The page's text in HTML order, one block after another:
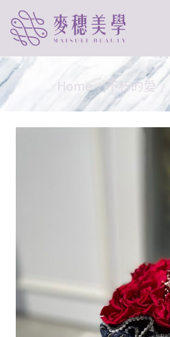
Home 不朽的愛